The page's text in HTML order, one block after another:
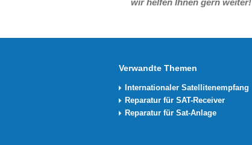
wir helfen Ihnen gern weiter!
Verwandte Themen
Internationaler Satellitenempfang
Reparatur für SAT-Receiver
Reparatur für Sat-Anlage